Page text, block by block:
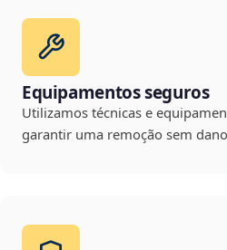
Equipamentos seguros
Utilizamos técnicas e
garantir uma remoção sem